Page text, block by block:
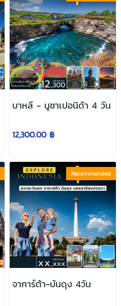
บาหลี - นูซาเปอนิด้า 4 วัน
12,300.00 ฿
Recommended
จาการ์ต้า-บันดุง 4วัน